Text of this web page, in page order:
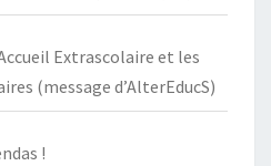
Extrascolaire et les
(message d’AlterEducS)
!